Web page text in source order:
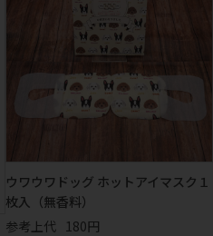
ウワウワドッグ ホットアイマスク１
枚入（無香料）
参考上代 180円